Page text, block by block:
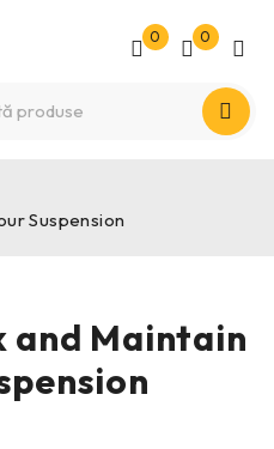
0 0
Suspension
and Maintain